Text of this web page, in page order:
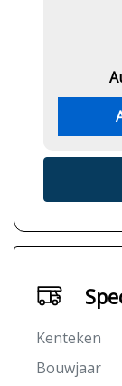
Kenteken
Bouwjaar